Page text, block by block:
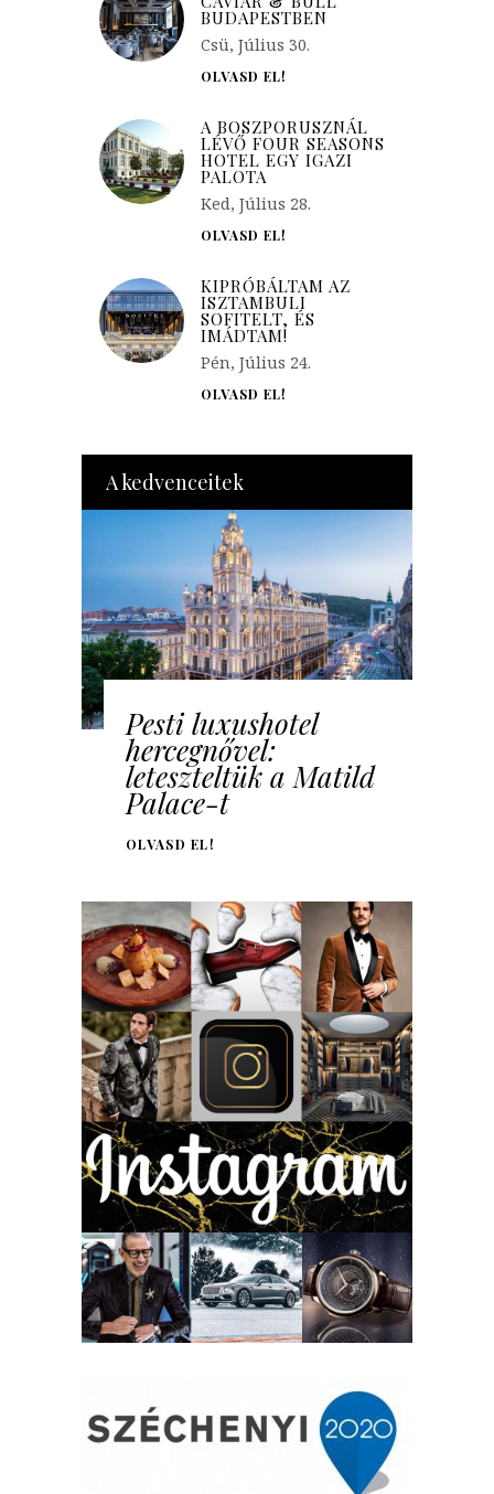
BUDAPESTBEN
Csü, Július 30.
OLVASD EL!
A BOSZPORUSZNÁL
LÉVŐ FOUR SEASONS
HOTEL EGY IGAZI
PALOTA
Ked, Július 28.
OLVASD EL!
KIPRÓBÁLTAM AZ
ISZTAMBULI
SOFITELT, ÉS
IMÁDTAM!
Pén, Július 24.
OLVASD EL!
A kedvenceitek
Pesti luxushotel
hercegnővel:
leteszteltük a Matild
Palace-t
OLVASD EL!